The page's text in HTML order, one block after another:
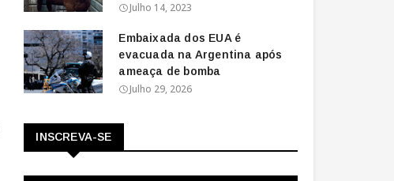
Julho 14, 2023
Embaixada dos EUA é
evacuada na Argentina após
ameaça de bomba
Julho 29, 2026
INSCREVA-SE